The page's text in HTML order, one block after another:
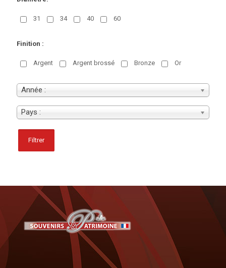
31 34 40 60
Finition :
Argent Argent brossé Bronze Or
Année :
Pays :
Filtrer